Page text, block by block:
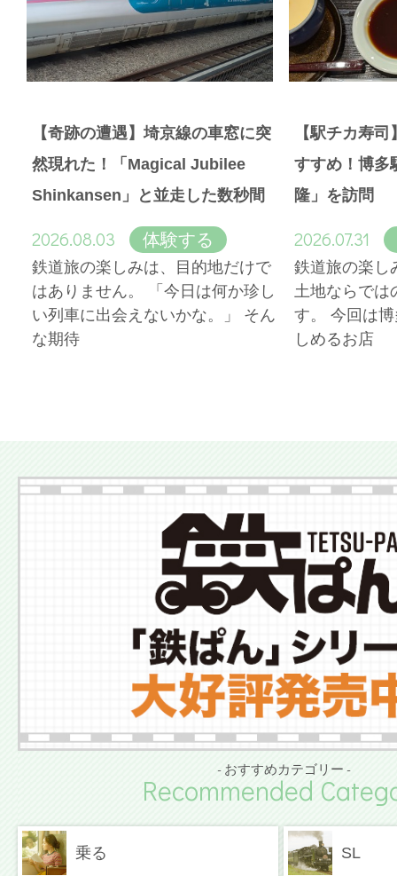
【奇跡の遭遇】埼京線の車窓に突
然現れた！「Magical Jubilee
Shinkansen」と並走した数秒間
2026.08.03 体験する
鉄道旅の楽しみは、目的地だけで
はありません。 「今日は何か珍し
い列車に出会えないかな。」 そん
な期待
【駅チカ寿
すすめ！博多
隆」を訪問
2026.07.31
鉄道旅の楽し
土地ならでは
す。 今回は
しめるお店
- おすすめカテゴリー -
Recommended
乗る SL